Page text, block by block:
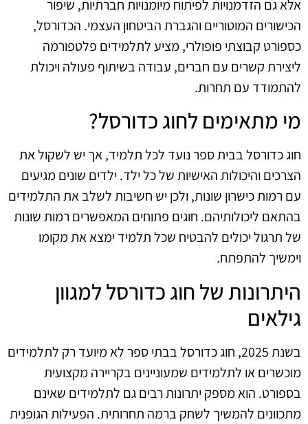
אלא גם הזדמנויות לפיתוח מיומנויות חברתיות, שיפור
הכישורים המוטוריים והגברת הביטחון העצמי. הכדורסל,
כספורט קבוצתי פופולרי, מציע לתלמידים פלטפורמה
ליצירת קשרים עם חברים, עבודה בשיתוף פעולה ויכולת
להתמודד עם תחרות.
מי מתאימים לחוג כדורסל?
חוג כדורסל בבית ספר נועד לכל תלמיד, אך יש לשקול את
הצרכים והיכולות האישיות של כל ילד. ילדים שונים מגיעים
עם רמות כישרון שונות, ולכן יש חשיבות לשלב את התלמידים
בהתאם ליכולותיהם. חוגים פתוחים המאפשרים רמות שונות
של תרגול יכולים להבטיח שכל תלמיד ימצא את מקומו
וימשיך להתפתח.
היתרונות של חוג כדורסל למגוון
גילאים
בשנת 2025, חוג כדורסל בבתי ספר לא מיועד רק לתלמידים
מוכשרים או לתלמידים שמעוניינים בקריירה מקצועית
בספורט. הוא מספק יתרונות רבים גם לתלמידים שאינם
מתכוונים להמשיך לשחק ברמה תחרותית. הפעילות הגופנית